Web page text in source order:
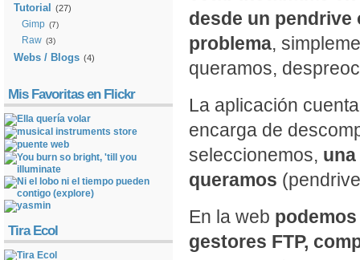
desde un
problema,
queramos,
La aplicación
encarga de
seleccionemos,
queramos
En la web
gestores FTP,
Tutorial (27)
Gimp (7)
Raw (3)
Webs / Blogs (4)
Mis Favoritas en Flickr
Tira Ecol